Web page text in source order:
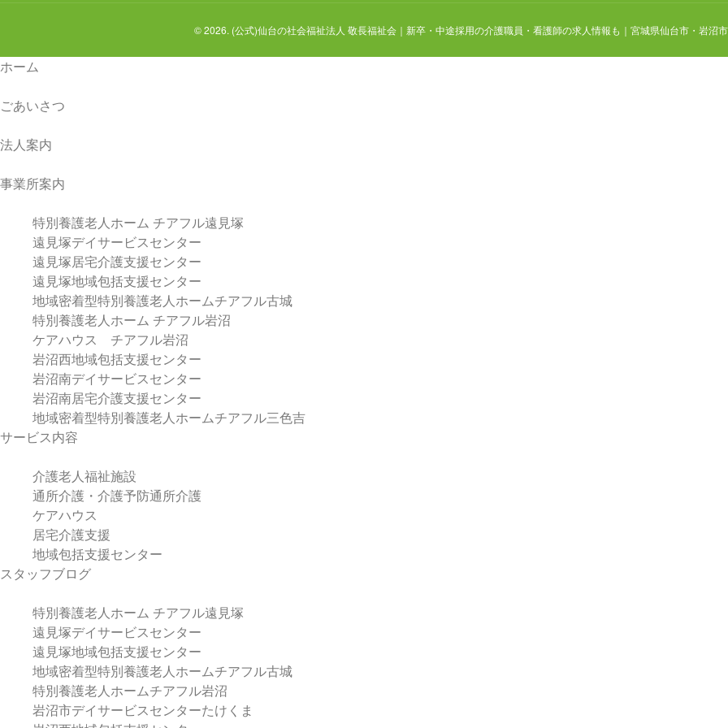
© 2026. (公式)仙台の社会福祉法人 敬長福祉会｜新卒・中途採用の介護職員・看護師の求人情報も｜宮城県仙台市・岩沼
ホーム
ごあいさつ
法人案内
事業所案内
特別養護老人ホーム チアフル遠見塚
遠見塚デイサービスセンター
遠見塚居宅介護支援センター
遠見塚地域包括支援センター
地域密着型特別養護老人ホームチアフル古城
特別養護老人ホーム チアフル岩沼
ケアハウス チアフル岩沼
岩沼西地域包括支援センター
岩沼南デイサービスセンター
岩沼南居宅介護支援センター
地域密着型特別養護老人ホームチアフル三色吉
サービス内容
介護老人福祉施設
通所介護・介護予防通所介護
ケアハウス
居宅介護支援
地域包括支援センター
スタッフブログ
特別養護老人ホーム チアフル遠見塚
遠見塚デイサービスセンター
遠見塚地域包括支援センター
地域密着型特別養護老人ホームチアフル古城
特別養護老人ホームチアフル岩沼
岩沼市デイサービスセンターたけくま